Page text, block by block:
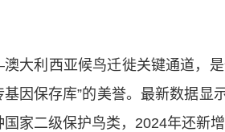
利西亚候鸟迁徙关键通道，是
基因保存库”的美誉。最新数据
国家二级保护鸟类，2024年还新